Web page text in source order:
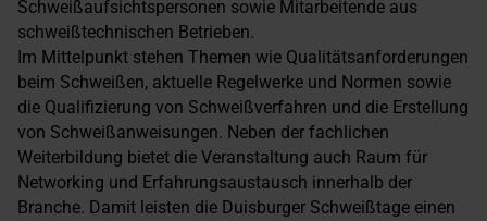
Schweißaufsichtspersonen sowie Mitarbeitende aus
schweißtechnischen Betrieben.
Im Mittelpunkt stehen Themen wie Qualitätsanforderungen
beim Schweißen, aktuelle Regelwerke und Normen sowie
die Qualifizierung von Schweißverfahren und die Erstellung
von Schweißanweisungen. Neben der fachlichen
Weiterbildung bietet die Veranstaltung auch Raum für
Networking und Erfahrungsaustausch innerhalb der
Branche. Damit leisten die Duisburger Schweißtage einen